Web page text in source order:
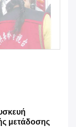
μετάδοσης